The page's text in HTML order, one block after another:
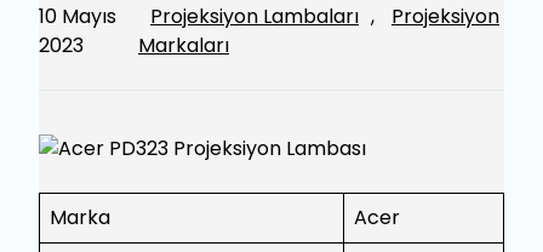
10 Mayıs
2023
Projeksiyon Lambaları ,
Projeksiyon
Markaları
Marka
Acer